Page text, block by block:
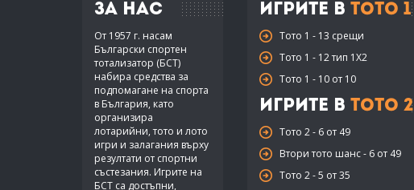
За нас
От 1957 г. насам
Български спортен
тотализатор (БСТ)
набира средства за
подпомагане на спорта
в България, като
организира
лотарийни, тото и лото
игри и залагания върху
резултати от спортни
състезания. Игрите на
БСТ са достъпни,
Игрите в Тото 1
Тото 1 - 13 срещи
Тото 1 - 12 тип 1X2
Тото 1 - 10 от 10
Игрите в Тото 2
Тото 2 - 6 от 49
Втори тото шанс - 6 от 49
Тото 2 - 5 от 35